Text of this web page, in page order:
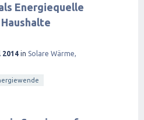
Energiequelle
2014 in Solare Wärme,